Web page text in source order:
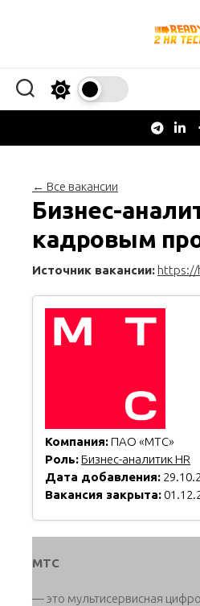
← Все вакансии
Бизнес-
кадровым
Источник вакансии: https://
Компания:ПАО «МТС»
Роль:Бизнес-аналитик HR
Дата добавления:
Вакансия закрыта:
МТС
— это мультисервисная